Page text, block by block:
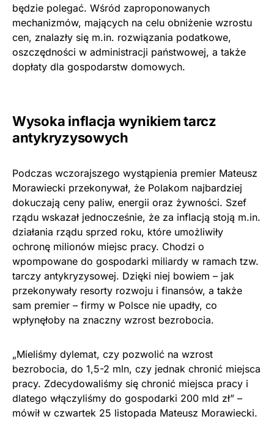
będzie polegać. Wśród zaproponowanych
mechanizmów, mających na celu obniżenie wzrostu
cen, znalazły się m.in. rozwiązania podatkowe,
oszczędności w administracji państwowej, a także
dopłaty dla gospodarstw domowych.
Wysoka inflacja wynikiem tarcz
antykryzysowych
Podczas wczorajszego wystąpienia premier Mateusz
Morawiecki przekonywał, że Polakom najbardziej
dokuczają ceny paliw, energii oraz żywności. Szef
rządu wskazał jednocześnie, że za inflacją stoją m.in.
działania rządu sprzed roku, które umożliwiły
ochronę milionów miejsc pracy. Chodzi o
wpompowane do gospodarki miliardy w ramach tzw.
tarczy antykryzysowej. Dzięki niej bowiem – jak
przekonywały resorty rozwoju i finansów, a także
sam premier – firmy w Polsce nie upadły, co
wpłynęłoby na znaczny wzrost bezrobocia.
„Mieliśmy dylemat, czy pozwolić na wzrost
bezrobocia, do 1,5-2 mln, czy jednak chronić miejsca
pracy. Zdecydowaliśmy się chronić miejsca pracy i
dlatego włączyliśmy do gospodarki 200 mld zł” –
mówił w czwartek 25 listopada Mateusz Morawiecki.